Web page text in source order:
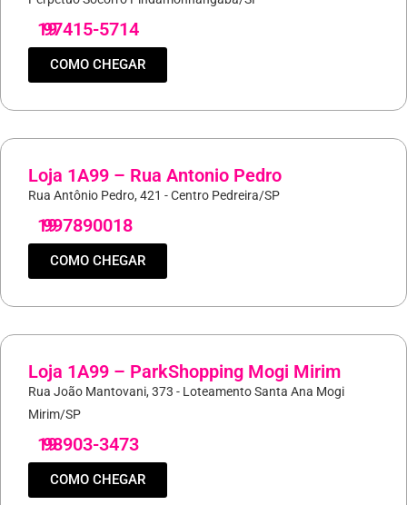
19
97415-5714
COMO CHEGAR
Loja 1A99 – Rua Antonio Pedro
Rua Antônio Pedro, 421 - Centro Pedreira/SP
19
997890018
COMO CHEGAR
Loja 1A99 – ParkShopping Mogi Mirim
Rua João Mantovani, 373 - Loteamento Santa Ana Mogi
Mirim/SP
19
98903-3473
COMO CHEGAR